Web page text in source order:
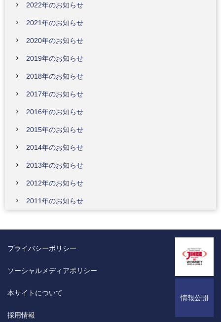
2022年のお知らせ
2021年のお知らせ
2020年のお知らせ
2019年のお知らせ
2018年のお知らせ
2017年のお知らせ
2016年のお知らせ
2015年のお知らせ
2014年のお知らせ
2013年のお知らせ
2012年のお知らせ
2011年のお知らせ
情報公開
プライバシーポリシー
ソーシャルメディアポリシー
本サイトについて
採用情報